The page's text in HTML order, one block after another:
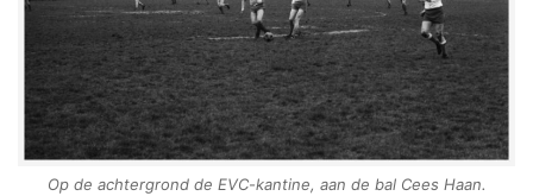
Op de achtergrond de EVC-kantine, aan de bal Cees Haan.